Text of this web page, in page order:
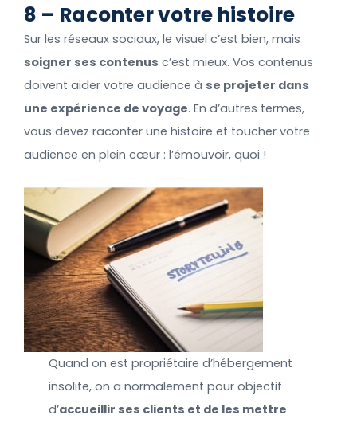
8 – Raconter votre histoire
Sur les réseaux sociaux, le visuel c’est bien, mais
soigner ses contenus c’est mieux. Vos contenus
doivent aider votre audience à se projeter dans
une expérience de voyage. En d’autres termes,
vous devez raconter une histoire et toucher votre
audience en plein cœur : l’émouvoir, quoi !
Quand on est propriétaire d’hébergement
insolite, on a normalement pour objectif
d’accueillir ses clients et de les mettre